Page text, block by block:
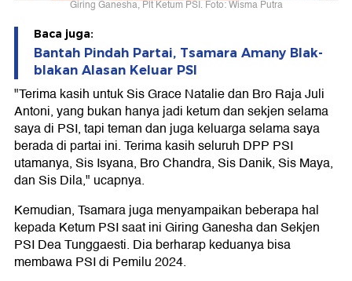
Giring Ganesha, Plt Ketum PSI. Foto: Wisma Putra
Baca juga:
Bantah Pindah Partai, Tsamara Amany Blak-
blakan Alasan Keluar PSI
"Terima kasih untuk Sis Grace Natalie dan Bro Raja Juli
Antoni, yang bukan hanya jadi ketum dan sekjen selama
saya di PSI, tapi teman dan juga keluarga selama saya
berada di partai ini. Terima kasih seluruh DPP PSI
utamanya, Sis Isyana, Bro Chandra, Sis Danik, Sis Maya,
dan Sis Dila," ucapnya.
Kemudian, Tsamara juga menyampaikan beberapa hal
kepada Ketum PSI saat ini Giring Ganesha dan Sekjen
PSI Dea Tunggaesti. Dia berharap keduanya bisa
membawa PSI di Pemilu 2024.